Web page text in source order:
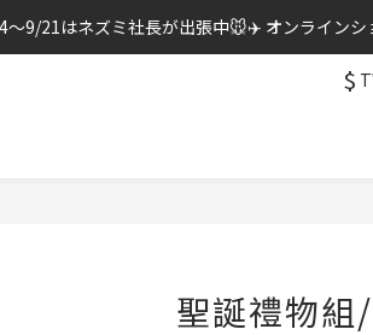
9/21はネズミ社長が出張中🐭✈️ オンラインシ
$
聖誕禮物